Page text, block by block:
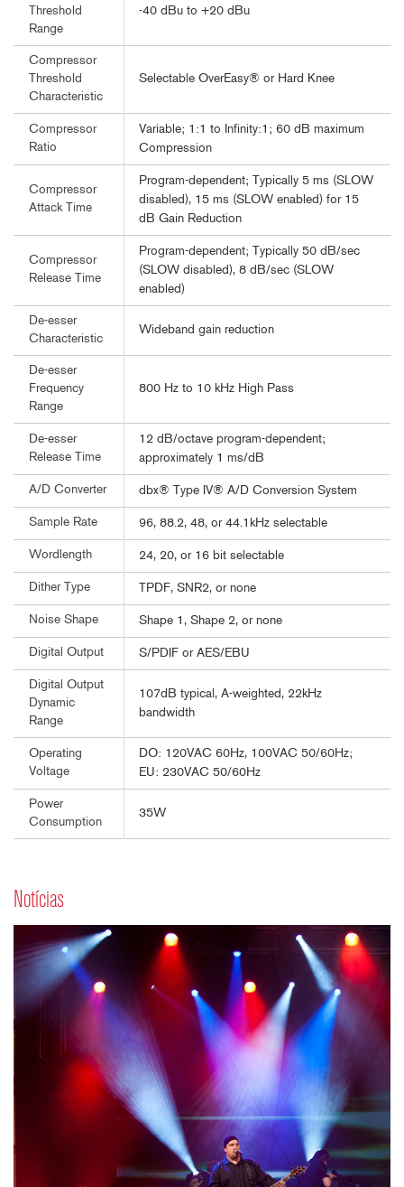
Threshold
Range
-40 dBu to +20 dBu
Compressor
Threshold
Characteristic
Selectable OverEasy® or Hard Knee
Compressor
Ratio
Variable; 1:1 to Infinity:1; 60 dB maximum
Compression
Compressor
Attack Time
Program-dependent; Typically 5 ms (SLOW
disabled), 15 ms (SLOW enabled) for 15
dB Gain Reduction
Compressor
Release Time
Program-dependent; Typically 50 dB/sec
(SLOW disabled), 8 dB/sec (SLOW
enabled)
De-esser
Characteristic
Wideband gain reduction
De-esser
Frequency
Range
800 Hz to 10 kHz High Pass
De-esser
Release Time
12 dB/octave program-dependent;
approximately 1 ms/dB
A/D Converter dbx® Type IV® A/D Conversion System
Sample Rate 96, 88.2, 48, or 44.1kHz selectable
Wordlength 24, 20, or 16 bit selectable
Dither Type TPDF, SNR2, or none
Noise Shape Shape 1, Shape 2, or none
Digital Output S/PDIF or AES/EBU
Digital Output
Dynamic
Range
107dB typical, A-weighted, 22kHz
bandwidth
Operating
Voltage
DO: 120VAC 60Hz, 100VAC 50/60Hz;
EU: 230VAC 50/60Hz
Power
Consumption
35W
Notícias